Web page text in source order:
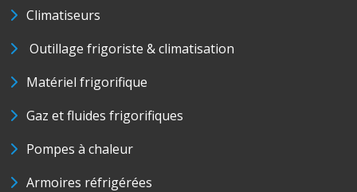
Climatiseurs
Outillage frigoriste & climatisation
Matériel frigorifique
Gaz et fluides frigorifiques
Pompes à chaleur
Armoires réfrigérées